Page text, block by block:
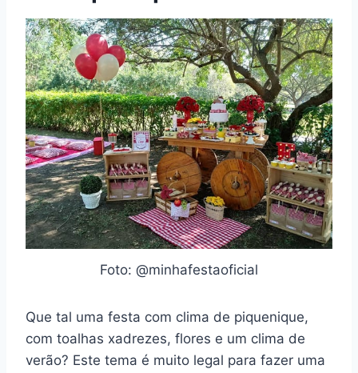
Foto: @minhafestaoficial
Que tal uma festa com clima de piquenique,
com toalhas xadrezes, flores e um clima de
verão? Este tema é muito legal para fazer uma